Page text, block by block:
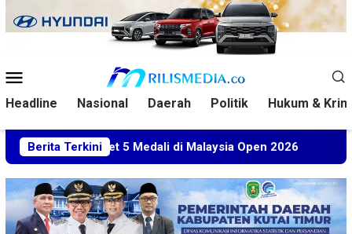
ke
Mobile
Headline Nasional Daerah Politik Hukum &
Berita Terkini
Sabet 5 Medali di Malaysia Open 2026 Kuasa